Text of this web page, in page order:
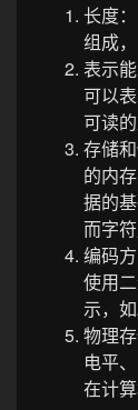
长度
组成
表示
可以
可读
存储
的内
据的
而字
编码
使用
示，
物理
电平
在计